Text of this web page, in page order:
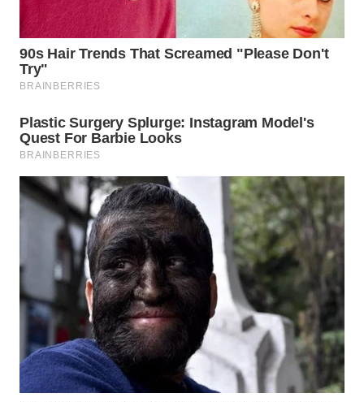
MALUT
WN
DAIRI
DANAU
TOBA
WN
NIAS
LANGKAT
WN
TAPANULI
SELATAN